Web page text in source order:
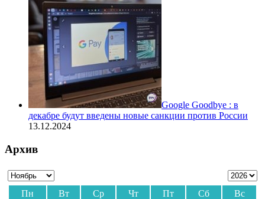
Google Goodbye : в
декабре будут введены новые санкции против России
13.12.2024
Архив
Пн Вт Ср Чт Пт Сб
Вс